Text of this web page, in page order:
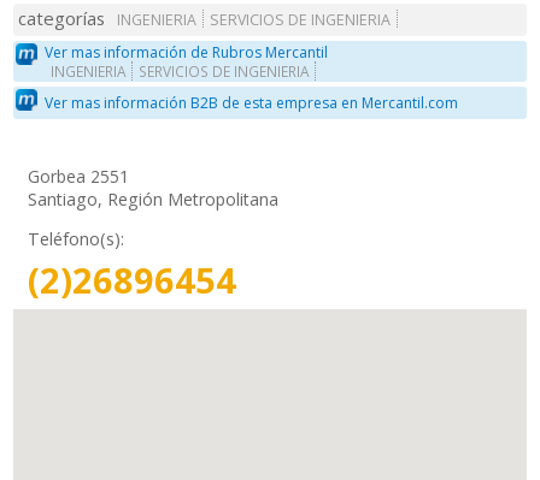
categorías INGENIERIA
SERVICIOS DE INGENIERIA
Ver mas información de Rubros Mercantil
INGENIERIA SERVICIOS DE INGENIERIA
Ver mas información B2B de esta empresa en Mercantil.com
Gorbea 2551
Santiago, Región Metropolitana
Teléfono(s):
(2)26896454